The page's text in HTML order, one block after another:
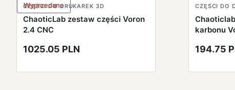
Wyprzedane
CZĘŚCI DO DRUKAREK 3D
ChaoticLab zestaw części Voron
2.4 CNC
1025.05 PLN
CZĘŚCI DO
karbonu
194.75